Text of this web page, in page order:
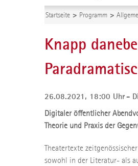
Startseite Programm
Knapp
26.08.2021, 18:00 Uhr
Digitaler öffentlicher
Theorie und Praxis der
Theatertexte
sowohl in der Literatur- als